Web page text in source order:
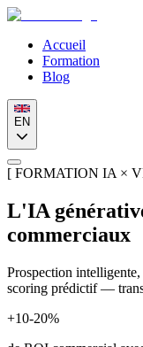
Accueil
Formation
Blog
EN
[ FORMATION IA ×
L'IA
commerciaux
Prospection intelligente,
scoring prédictif —
+10-20%